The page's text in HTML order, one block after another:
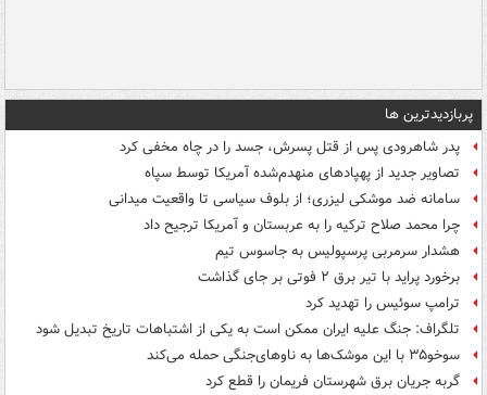
پربازدیدترین ها
پدر شاهرودی پس از قتل پسرش، جسد را در چاه مخفی کرد
تصاویر جدید از پهپادهای منهدم‌شده آمریکا توسط سپاه
سامانه ضد موشکی لیزری؛ از بلوف سیاسی تا واقعیت میدانی
چرا محمد صلاح ترکیه را به عربستان و آمریکا ترجیح داد
هشدار سرمربی پرسپولیس به جاسوس تیم
برخورد پراید با تیر برق ۲ فوتی بر جای گذاشت
ترامپ سوئیس را تهدید کرد
تلگراف: جنگ علیه ایران ممکن است به یکی از اشتباهات تاریخ تبدیل شود
سوخو۳۵ با این موشک‌ها به ناوهای‌جنگی حمله می‌کند
گربه جریان برق شهرستان فریمان را قطع کرد